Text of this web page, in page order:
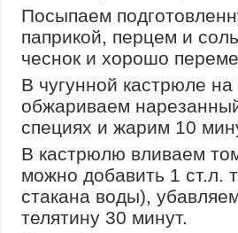
Посыпаем
паприкой, перцем и
чеснок и хорошо
В чугунной кастрюле
обжариваем
специях и жарим 10
В кастрюлю вливаем
можно добавить 1 ст.л.
стакана воды),
телятину 30 минут.